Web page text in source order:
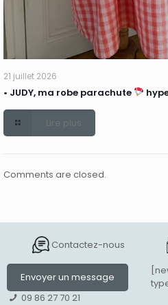
21 juillet 2026
• JUDY, ma robe parachute
Lire plus
Comments are closed.
Contactez-nous
Envoyer un message
09 86 27 70 21